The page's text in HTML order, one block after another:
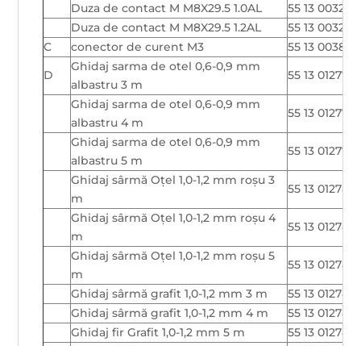
Duza de contact M M8X29.5 1.0AL
55 13 003291
Duza de contact M M8X29.5 1.2AL
55 13 003292
C
conector de curent M3
55 13 003876
D
Ghidaj sarma de otel 0,6-0,9 mm
albastru 3 m
55 13 012770
Ghidaj sarma de otel 0,6-0,9 mm
albastru 4 m
55 13 012771
Ghidaj sarma de otel 0,6-0,9 mm
albastru 5 m
55 13 012772
Ghidaj sârmă Oțel 1,0-1,2 mm roșu 3
m
55 13 012783
Ghidaj sârmă Oțel 1,0-1,2 mm roșu 4
m
55 13 012784
Ghidaj sârmă Oțel 1,0-1,2 mm roșu 5
m
55 13 012785
Ghidaj sârmă grafit 1,0-1,2 mm 3 m
55 13 012786
Ghidaj sârmă grafit 1,0-1,2 mm 4 m
55 13 012787
Ghidaj fir Grafit 1,0-1,2 mm 5 m
55 13 012788